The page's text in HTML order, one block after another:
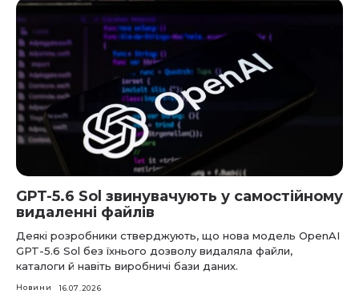
GPT-5.6 Sol звинувачують у самостійному
видаленні файлів
Деякі розробники стверджують, що нова модель OpenAI
GPT-5.6 Sol без їхнього дозволу видаляла файли,
каталоги й навіть виробничі бази даних.
Новини 16.07.2026